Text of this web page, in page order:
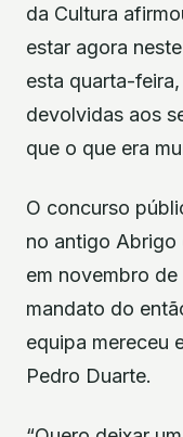
da Cultura
estar agora
esta quarta-
devolvidas aos
que o que era
O concurso
no antigo Abrigo
em novembro
mandato do
equipa mereceu
Pedro Duarte.